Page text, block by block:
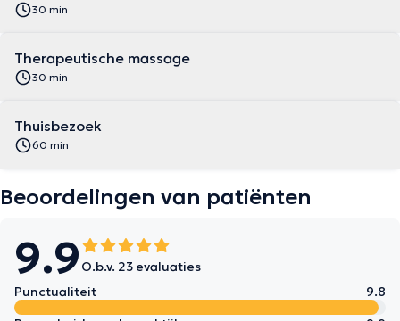
30 min
Therapeutische massage
30 min
Thuisbezoek
60 min
Beoordelingen van patiënten
9.9 O.b.v. 23 evaluaties
Punctualiteit
9.8